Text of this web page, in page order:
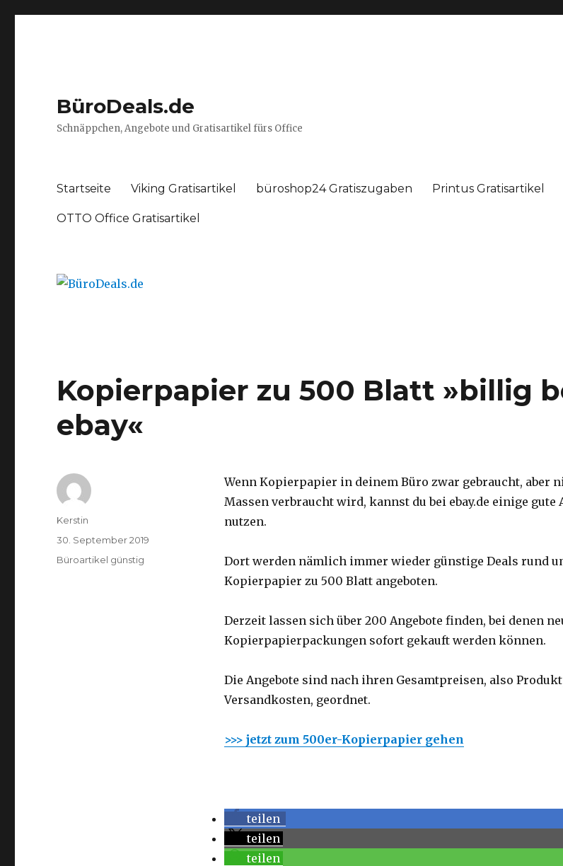
BüroDeals.de
Schnäppchen, Angebote und Gratisartikel fürs Office
Startseite Viking Gratisartikel büroshop24 Gratiszugaben Printus Gratisartikel
OTTO Office Gratisartikel
Kopierpapier zu 500 Blatt »billig
ebay«
Wenn Kopierpapier in deinem Büro zwar gebraucht, aber
Massen verbraucht wird, kannst du bei ebay.de einige gute
nutzen.
Dort werden nämlich immer wieder günstige Deals rund
Kopierpapier zu 500 Blatt angeboten.
Derzeit lassen sich über 200 Angebote finden, bei denen
Kopierpapierpackungen sofort gekauft werden können.
Die Angebote sind nach ihren Gesamtpreisen, also
Versandkosten, geordnet.
>>> jetzt zum 500er-Kopierpapier gehen
teilen
teilen
teilen
Autor
Kerstin
Veröffentlicht
am
30. September 2019
Kategorien
Büroartikel günstig